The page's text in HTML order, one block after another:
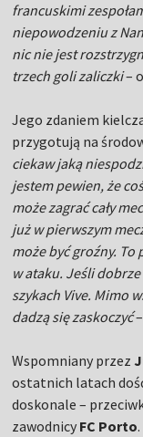
francuskimi
niepowodzeniu z
nic nie jest
trzech goli zaliczki–
Jego zdaniem
przygotują na
ciekaw jaką
jestem pewien, że
może zagrać cały
już w pierwszym
może być groźny. To
w ataku. Jeśli
szykach Vive. Mimo
dadzą się zaskoczyć
Wspomniany przez
ostatnich latach
doskonale –
zawodnicy FC Porto.